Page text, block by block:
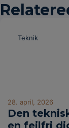
Teknik
28. april, 2026
Den
en fejlfri